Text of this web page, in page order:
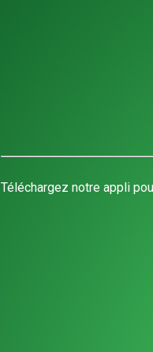
Téléchargez notre appli